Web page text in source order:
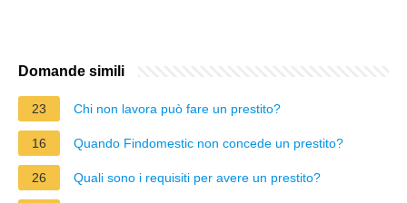
Domande simili
23 Chi non lavora può fare un prestito?
16 Quando Findomestic non concede un prestito?
26 Quali sono i requisiti per avere un prestito?